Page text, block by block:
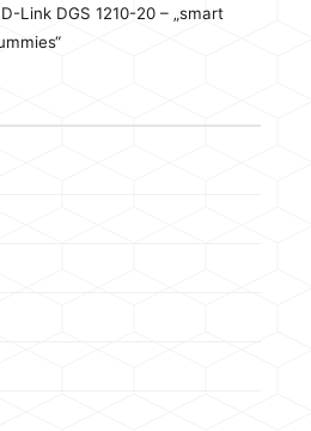
Link DGS 1210-20 – „smart